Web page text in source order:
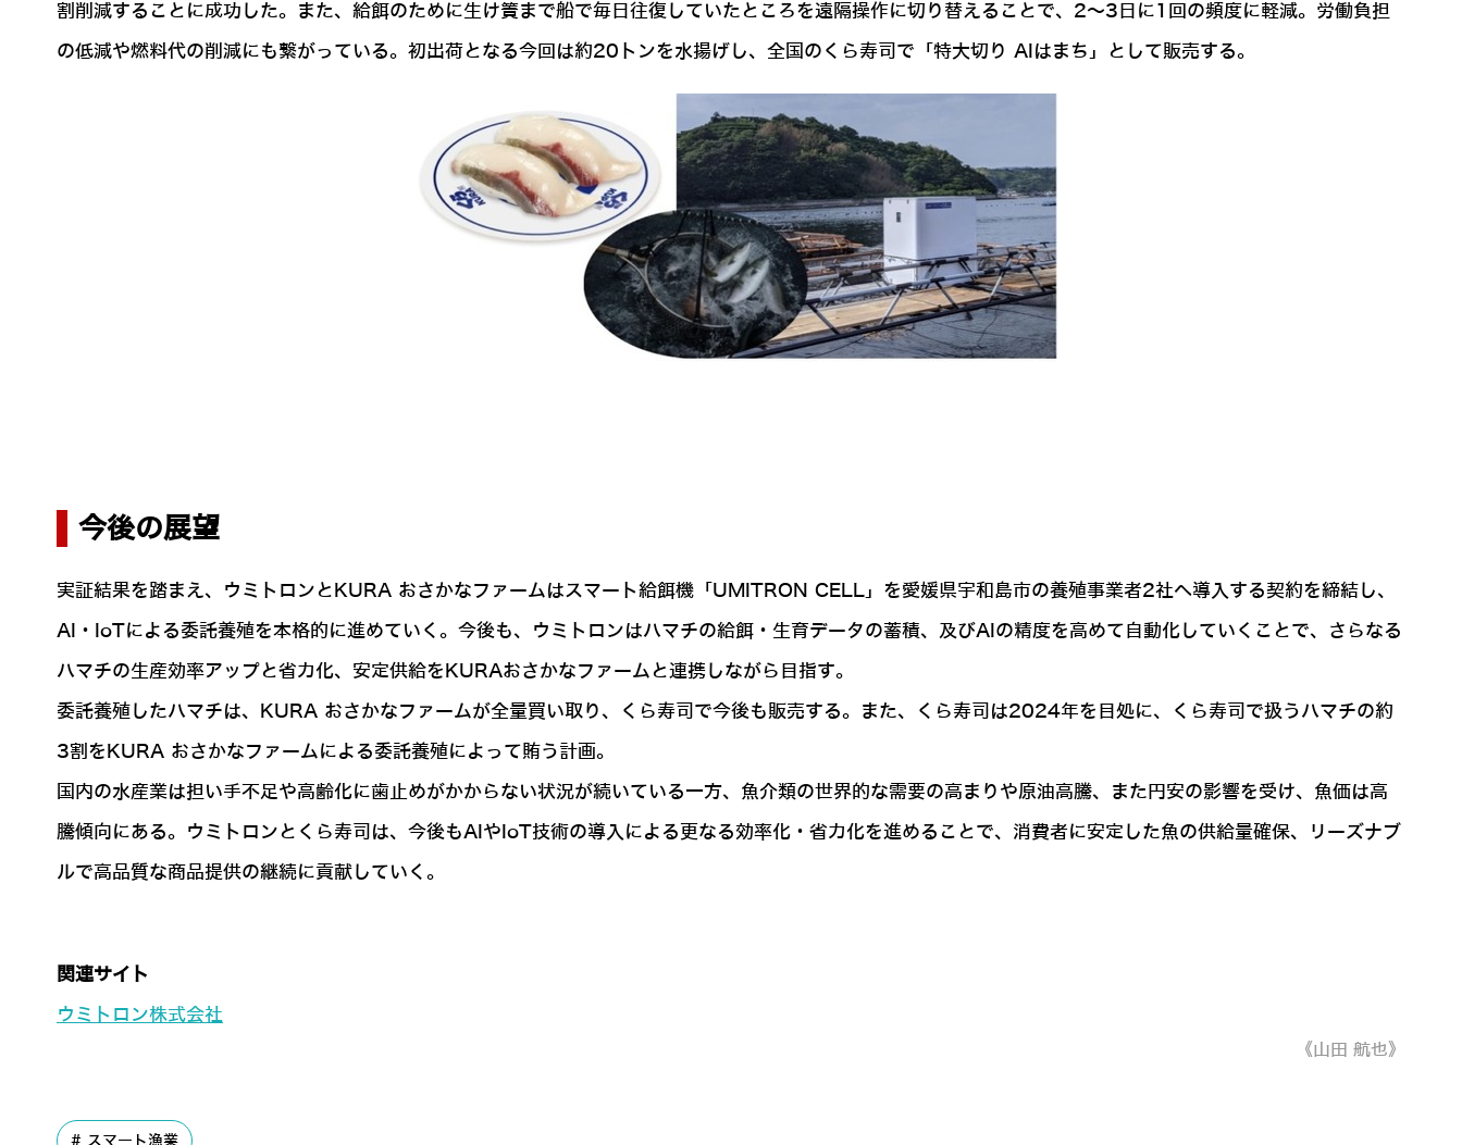
割削減することに成功した。また、給餌のために生け簀まで船で毎日往復していたところを遠隔操作に切り替えることで、2～3日に1回の頻度に軽減。労働負担
の低減や燃料代の削減にも繋がっている。初出荷となる今回は約20トンを水揚げし、全国のくら寿司で「特大切り AIはまち」として販売する。
今後の展望
実証結果を踏まえ、ウミトロンとKURA おさかなファームはスマート給餌機「UMITRON CELL」を愛媛県宇和島市の養殖事業者2社へ導入する契約を締結し、
AI・IoTによる委託養殖を本格的に進めていく。今後も、ウミトロンはハマチの給餌・生育データの蓄積、及びAIの精度を高めて自動化していくことで、さらなる
ハマチの生産効率アップと省力化、安定供給をKURAおさかなファームと連携しながら目指す。
委託養殖したハマチは、KURA おさかなファームが全量買い取り、くら寿司で今後も販売する。また、くら寿司は2024年を目処に、くら寿司で扱うハマチの約
3割をKURA おさかなファームによる委託養殖によって賄う計画。
国内の水産業は担い手不足や高齢化に歯止めがかからない状況が続いている一方、魚介類の世界的な需要の高まりや原油高騰、また円安の影響を受け、魚価は高
騰傾向にある。ウミトロンとくら寿司は、今後もAIやIoT技術の導入による更なる効率化・省力化を進めることで、消費者に安定した魚の供給量確保、リーズナブ
ルで高品質な商品提供の継続に貢献していく。
関連サイト
ウミトロン株式会社
《山田 航也》
スマート漁業